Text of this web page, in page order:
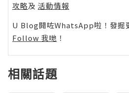
攻略及 活動情報
U Blog開咗WhatsApp啦！發掘
Follow 我哋 ！
相關話題